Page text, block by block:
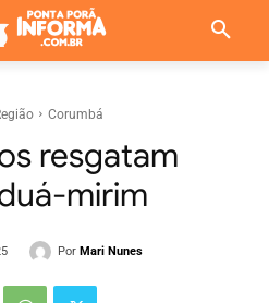
Corumbá
resgatam
mirim
Por Mari Nunes